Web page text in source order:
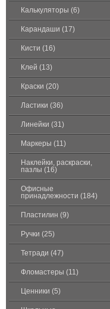
Калькуляторы (6)
Карандаши (17)
Кисти (16)
Клей (13)
Краски (20)
Ластики (36)
Линейки (31)
Маркеры (11)
Наклейки, раскраски,
пазлы (16)
Офисные
принадлежности (184)
Пластилин (9)
Ручки (25)
Тетради (47)
Фломастеры (11)
Ценники (5)